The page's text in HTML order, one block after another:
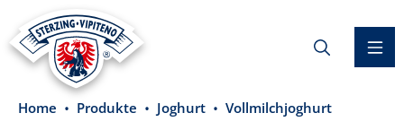
springen
Home Produkte Joghurt Vollmilchjoghurt